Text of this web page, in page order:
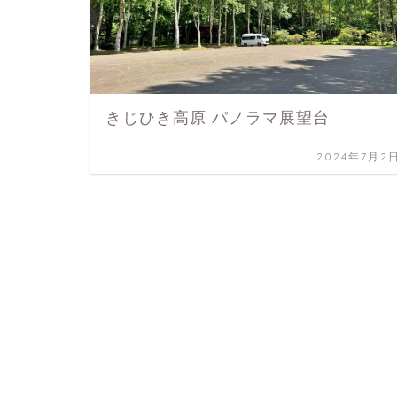
きじひき高原 パノラマ展望台
2024年7月2